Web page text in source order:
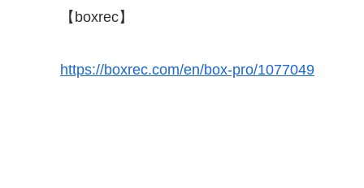
【boxrec】
https://boxrec.com/en/box-pro/1077049